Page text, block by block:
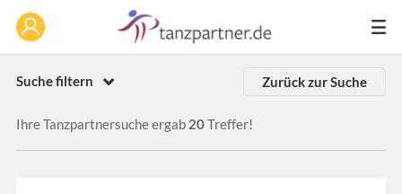
Suche filtern Zurück zur Suche
Ihre Tanzpartnersuche ergab 20Treffer!